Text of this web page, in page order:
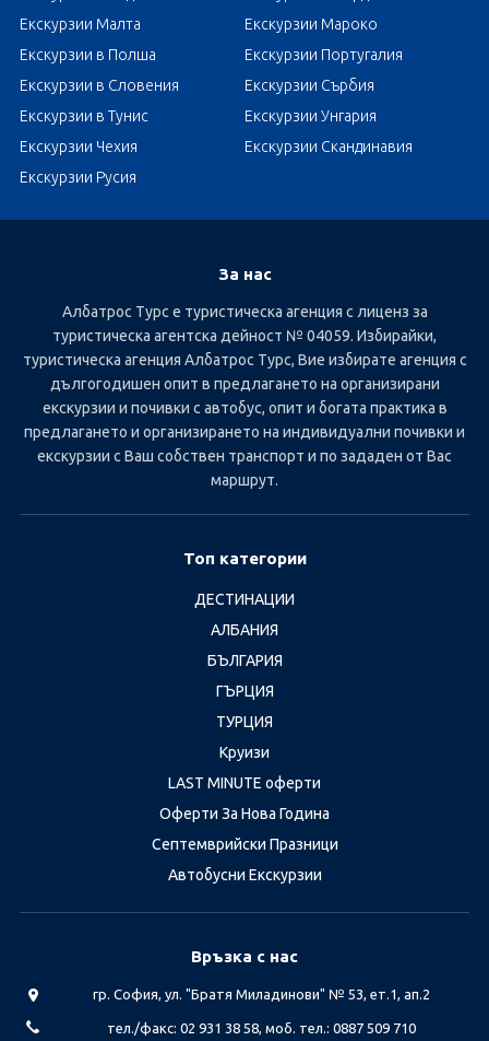
Екскурзии Малта
Екскурзии Мароко
Екскурзии в Полша
Екскурзии Португалия
Екскурзии в Словения
Екскурзии Сърбия
Екскурзии в Тунис
Екскурзии Унгария
Екскурзии Чехия
Екскурзии Скандинавия
Екскурзии Русия
За нас
Албатрос Турс е туристическа агенция с лиценз за
туристическа агентска дейност № 04059. Избирайки,
туристическа агенция Албатрос Турс, Вие избирате агенция с
дългогодишен опит в предлагането на организирани
екскурзии и почивки с автобус, опит и богата практика в
предлагането и организирането на индивидуални почивки и
екскурзии с Ваш собствен транспорт и по зададен от Вас
маршрут.
Топ категории
ДЕСТИНАЦИИ
АЛБАНИЯ
БЪЛГАРИЯ
ГЪРЦИЯ
ТУРЦИЯ
Круизи
LAST MINUTE оферти
Оферти За Нова Година
Септемврийски Празници
Автобусни Екскурзии
Връзка с нас
гр. София, ул. "Братя Миладинови" № 53, ет.1, ап.2
тел./факс: 02 931 38 58, моб. тел.: 0887 509 710